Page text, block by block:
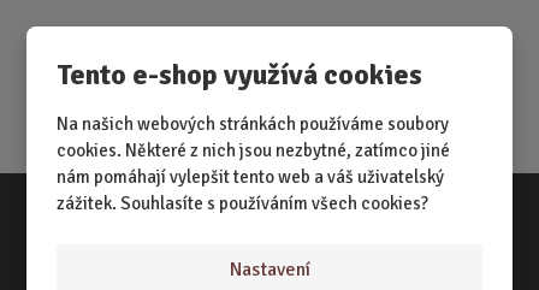
Tento e-shop využívá cookies
Na našich webových stránkách používáme soubory
cookies. Některé z nich jsou nezbytné, zatímco jiné
nám pomáhají vylepšit tento web a váš uživatelský
zážitek. Souhlasíte s používáním všech cookies?
Nastavení
Vše o nákupu